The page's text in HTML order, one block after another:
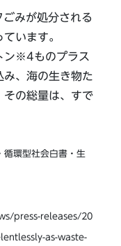
みが処分される
います。
ン※4ものプラス
み、海の生き物た
その総量は、すで
環型社会白書・生
press-releases/20
as-waste-